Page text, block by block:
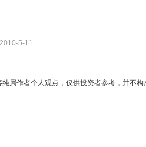
2010-5-11
属作者个人观点，仅供投资者参考，并不构